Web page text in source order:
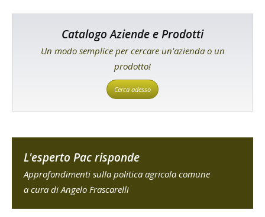
Catalogo Aziende e Prodotti
Un modo semplice per cercare un'azienda o un
prodotto!
Cerca adesso
L'esperto Pac risponde
Approfondimenti sulla politica agricola comune
a cura di Angelo Frascarelli